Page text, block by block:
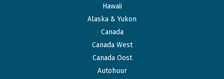
Hawaii
Alaska & Yukon
Canada
Canada West
Canada Oost
Autohuur